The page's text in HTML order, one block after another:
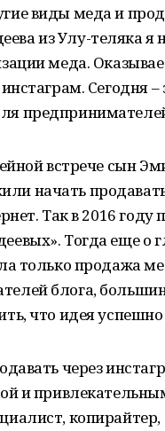
виды меда и
из Улу-теляка я
меда.
Сегодня
встрече сын
начать
Так в 2016
Тогда еще о
только продажа
блога,
что идея успешно
через
и